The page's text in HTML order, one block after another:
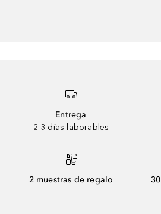
Entrega
2-3 días laborables
2 muestras de regalo